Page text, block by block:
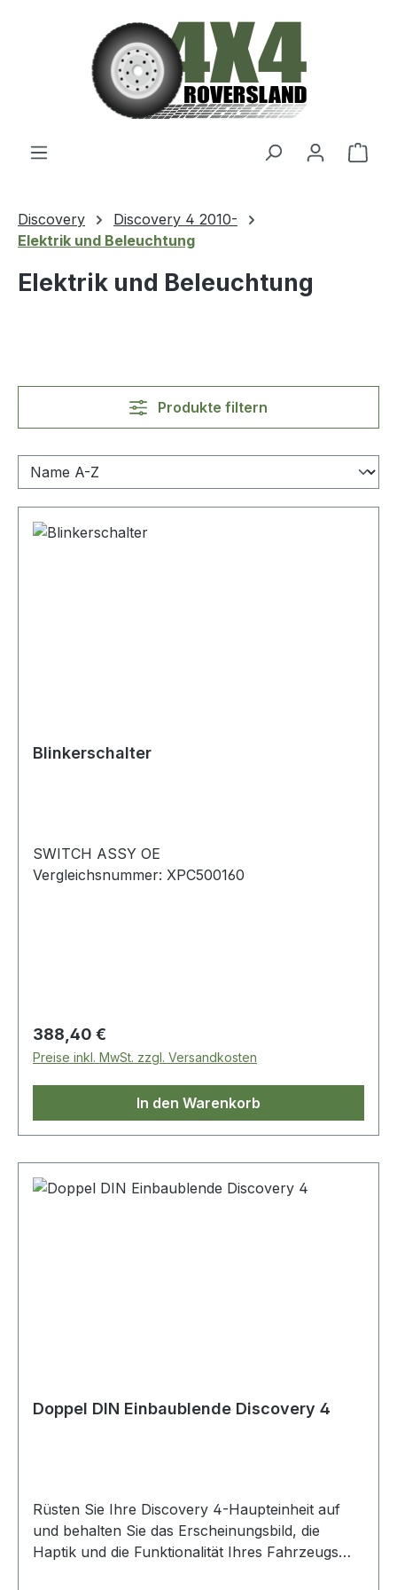
Zum Hauptinhalt springen
Discovery
Discovery 4 2010-
Elektrik und Beleuchtung
Elektrik und Beleuchtung
Produkte filtern
Blinkerschalter
SWITCH ASSY OE
Vergleichsnummer: XPC500160
Regulärer Preis:
388,40 €
Preise inkl. MwSt. zzgl. Versandkosten
In den Warenkorb
Doppel DIN Einbaublende Discovery 4
Rüsten Sie Ihre Discovery 4-Haupteinheit auf
und behalten Sie das Erscheinungsbild, die
Haptik und die Funktionalität Ihres Fahrzeugs